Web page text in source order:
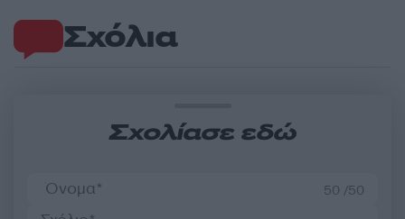
Σχόλια
Σχολίασε εδώ
50 /50